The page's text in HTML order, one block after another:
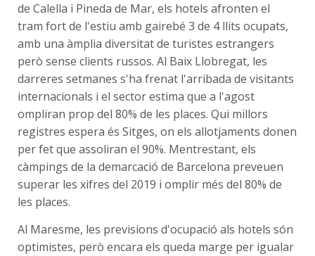
de Calella i Pineda de Mar, els hotels afronten el
tram fort de l'estiu amb gairebé 3 de 4 llits ocupats,
amb una àmplia diversitat de turistes estrangers
però sense clients russos. Al Baix Llobregat, les
darreres setmanes s'ha frenat l'arribada de visitants
internacionals i el sector estima que a l'agost
ompliran prop del 80% de les places. Qui millors
registres espera és Sitges, on els allotjaments donen
per fet que assoliran el 90%. Mentrestant, els
càmpings de la demarcació de Barcelona preveuen
superar les xifres del 2019 i omplir més del 80% de
les places.
Al Maresme, les previsions d'ocupació als hotels són
optimistes, però encara els queda marge per igualar